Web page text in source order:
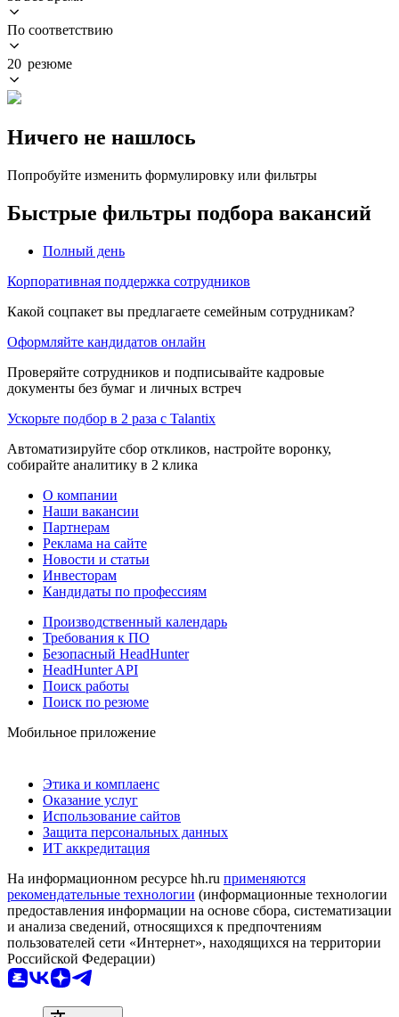
По соответствию
20 резюме
Ничего не нашлось
Попробуйте изменить формулировку или фильтры
Быстрые фильтры подбора вакансий
Полный день
Корпоративная поддержка сотрудников
Какой соцпакет вы предлагаете семейным сотрудникам?
Оформляйте кандидатов онлайн
Проверяйте сотрудников и подписывайте кадровые
документы без бумаг и личных встреч
Ускорьте подбор в 2 раза с Talantix
Автоматизируйте сбор откликов, настройте воронку,
собирайте аналитику в 2 клика
О компании
Наши вакансии
Партнерам
Реклама на сайте
Новости и статьи
Инвесторам
Кандидаты по профессиям
Производственный календарь
Требования к ПО
Безопасный HeadHunter
HeadHunter API
Поиск работы
Поиск по резюме
Мобильное приложение
Этика и комплаенс
Оказание услуг
Использование сайтов
Защита персональных данных
ИТ аккредитация
На информационном ресурсе hh.ru применяются
рекомендательные технологии (информационные технологии
предоставления информации на основе сбора, систематизации
и анализа сведений, относящихся к предпочтениям
пользователей сети «Интернет», находящихся на территории
Российской Федерации)